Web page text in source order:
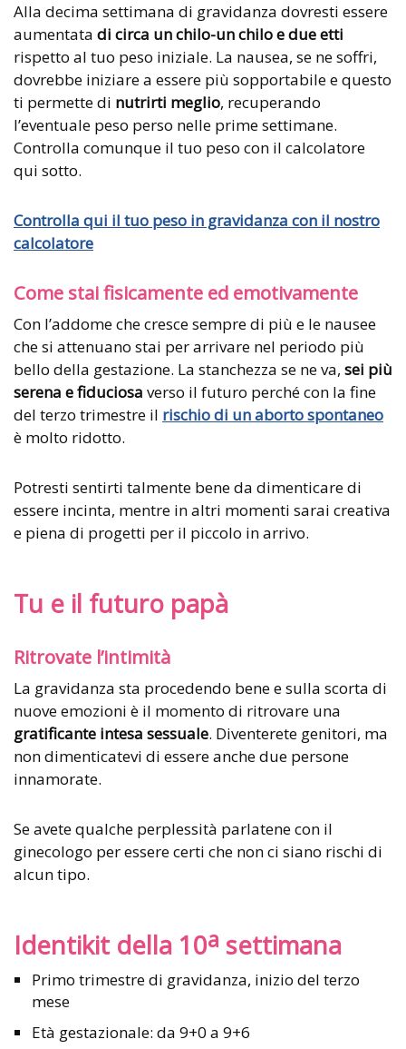
Alla decima settimana di gravidanza dovresti essere
aumentata di circa un chilo-un chilo e due etti
rispetto al tuo peso iniziale. La nausea, se ne soffri,
dovrebbe iniziare a essere più sopportabile e questo
ti permette di nutrirti meglio, recuperando
l’eventuale peso perso nelle prime settimane.
Controlla comunque il tuo peso con il calcolatore
qui sotto.
Controlla qui il tuo peso in gravidanza con il nostro
calcolatore
Come stai fisicamente ed emotivamente
Con l’addome che cresce sempre di più e le nausee
che si attenuano stai per arrivare nel periodo più
bello della gestazione. La stanchezza se ne va, sei più
serena e fiduciosa verso il futuro perché con la fine
del terzo trimestre il rischio di un aborto spontaneo
è molto ridotto.
Potresti sentirti talmente bene da dimenticare di
essere incinta, mentre in altri momenti sarai creativa
e piena di progetti per il piccolo in arrivo.
Tu e il futuro papà
Ritrovate l’intimità
La gravidanza sta procedendo bene e sulla scorta di
nuove emozioni è il momento di ritrovare una
gratificante intesa sessuale. Diventerete genitori, ma
non dimenticatevi di essere anche due persone
innamorate.
Se avete qualche perplessità parlatene con il
ginecologo per essere certi che non ci siano rischi di
alcun tipo.
Identikit della 10a settimana
Primo trimestre di gravidanza, inizio del terzo
mese
Età gestazionale: da 9+0 a 9+6